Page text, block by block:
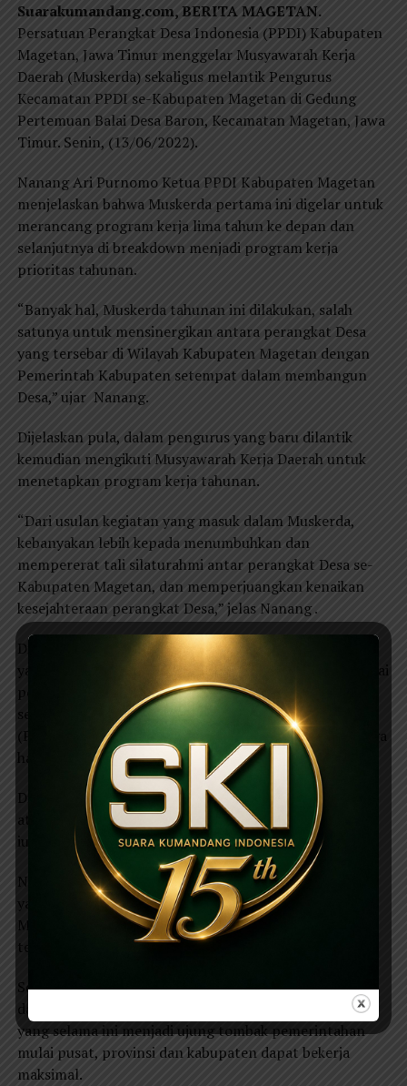
Suarakumandang.com, BERITA MAGETAN.
Persatuan Perangkat Desa Indonesia (PPDI) Kabupaten
Magetan, Jawa Timur menggelar Musyawarah Kerja
Daerah (Muskerda) sekaligus melantik Pengurus
Kecamatan PPDI se-Kabupaten Magetan di Gedung
Pertemuan Balai Desa Baron, Kecamatan Magetan, Jawa
Timur. Senin, (13/06/2022).
Nanang Ari Purnomo Ketua PPDI Kabupaten Magetan
menjelaskan bahwa Muskerda pertama ini digelar untuk
merancang program kerja lima tahun ke depan dan
selanjutnya di breakdown menjadi program kerja
prioritas tahunan.
“Banyak hal, Muskerda tahunan ini dilakukan, salah
satunya untuk mensinergikan antara perangkat Desa
yang tersebar di Wilayah Kabupaten Magetan dengan
Pemerintah Kabupaten setempat dalam membangun
Desa,” ujar Nanang.
Dijelaskan pula, dalam pengurus yang baru dilantik
kemudian mengikuti Musyawarah Kerja Daerah untuk
menetapkan program kerja tahunan.
“Dari usulan kegiatan yang masuk dalam Muskerda,
kebanyakan lebih kepada menumbuhkan dan
mempererat tali silaturahmi antar perangkat Desa se-
Kabupaten Magetan, dan memperjuangkan kenaikan
kesejahteraan perangkat Desa,” jelas Nanang .
Dijelaskan pula, bahwa PPDI murni organisasi profesi
yang bersifat independen, tidak berafiliasi dengan partai
politik, dan tidak terikat dengan organisasi apapun
seperti halnya Persatuan Guru Republik Indonesia
(PGRI) yang menjadi organisasi para guru, demikian juga
halnya Perangkat Desa yang tergabung dalam PPDI.
Disebutkan, bahwa dalam menjalankan roda organisasi
atau program kerja PPDI anggaran yang diperoleh dari
iuran anggota dan pihak ketiga yang tidak mengikat.
Nanang mencontohkan seperti halnya acara Muskerda
yang digelar hari ini. Dari 207 Desa se-Kabupaten
Magetan semua ikut berkontribusi demi
terselenggaranya acara tersebut.
Sementara itu, Bupati Magetan Suprawoto yang hadir
dalam acara tersebut berharap semua perangkat Desa
yang selama ini menjadi ujung tombak pemerintahan
mulai pusat, provinsi dan kabupaten dapat bekerja
maksimal.